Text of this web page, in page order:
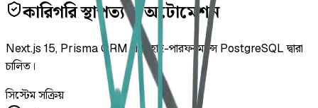
কারিগরি স্থাপত্য ও অটোমেশন
Next.js 15, Prisma ORM এবং হাই-পারফরম্যান্স PostgreSQL দ্বারা
চালিত।
সিস্টেম সক্রিয়